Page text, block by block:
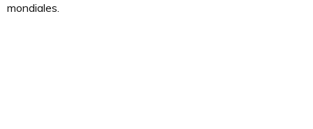
mondiales.